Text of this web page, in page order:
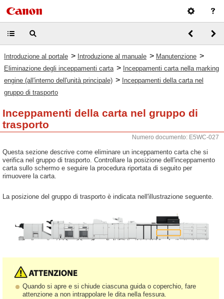
Introduzione al portale > Introduzione al manuale > Manutenzione >
Eliminazione degli inceppamenti carta > Inceppamenti carta nella marking
engine (all'interno dell'unità principale) > Inceppamenti della carta nel
gruppo di trasporto
Inceppamenti della carta nel gruppo di
trasporto
Numero documento: E5WC-027
Questa sezione descrive come eliminare un inceppamento carta che si
verifica nel gruppo di trasporto. Controllare la posizione dell'inceppamento
carta sullo schermo e seguire la procedura riportata di seguito per
rimuovere la carta.
La posizione del gruppo di trasporto è indicata nell'illustrazione seguente.
Quando si apre e si chiude ciascuna guida o coperchio, fare
attenzione a non intrappolare le dita nella fessura.